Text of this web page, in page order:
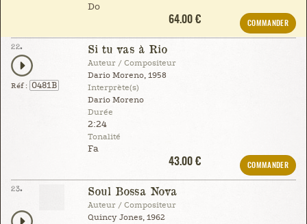
Do
64.00 €
COMMANDER
22.
Réf : 0481B
Si tu vas à Rio
Auteur / Compositeur
Dario Moreno, 1958
Interprète(s)
Dario Moreno
Durée
2:24
Tonalité
Fa
43.00 €
COMMANDER
23. Soul Bossa Nova
Auteur / Compositeur
Quincy Jones, 1962